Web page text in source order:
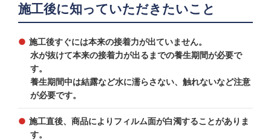
施工後に知っていただきたいこと
施工後すぐには本来の接着力が出ていません。
水が抜けて本来の接着力が出るまでの養生期間が必要で
す。
養生期間中は結露など水に濡らさない、触れないなど注意
が必要です。
施工直後、商品によりフィルム面が白濁することがありま
す。